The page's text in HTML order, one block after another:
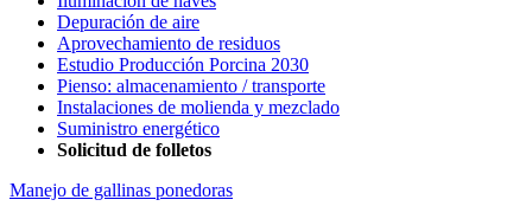
Depuración de aire
Aprovechamiento de residuos
Estudio Producción Porcina 2030
Pienso: almacenamiento / transporte
Instalaciones de molienda y mezclado
Suministro energético
Solicitud de folletos
Manejo de gallinas ponedoras